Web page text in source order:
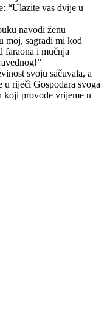
“Ulazite vas dvije u
navodi ženu
moj, sagradi mi kod
faraona i mučnja
svoju sačuvala, a
riječi Gospodara svoga
koji provode vrijeme u